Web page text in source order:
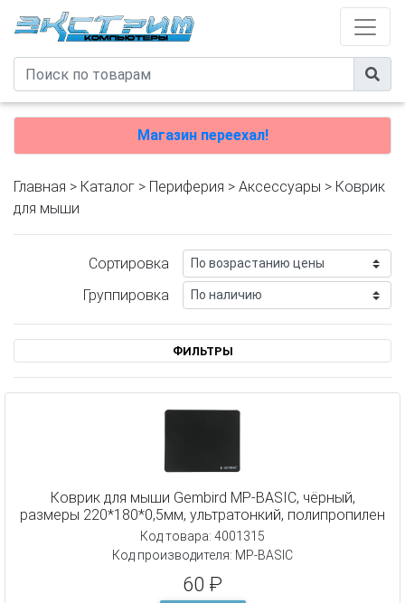
Магазин переехал!
Главная > Каталог > Периферия > Аксессуары > Коврик
для мыши
Сортировка
Группировка
ФИЛЬТРЫ
Коврик для мыши Gembird MP-BASIC, чёрный,
размеры 220*180*0,5мм, ультратонкий, полипропилен
Код товара: 4001315
Код производителя: MP-BASIC
60 ₽